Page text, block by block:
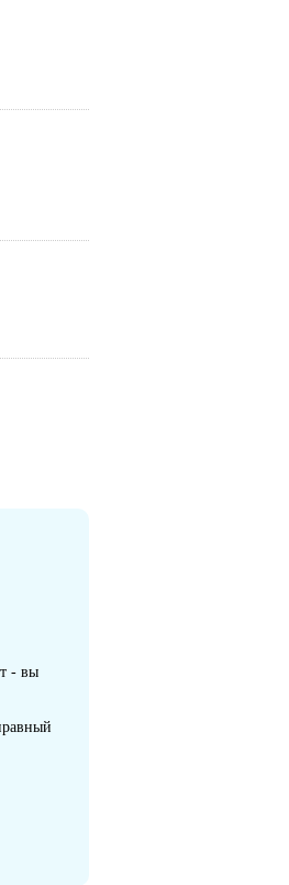
- вы